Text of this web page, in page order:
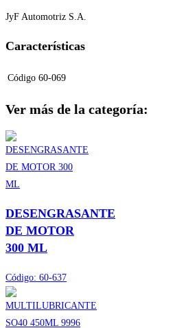
JyF Automotriz S.A.
Características
Código 60-069
Ver más de la categoría:
DESENGRASANTE
DE MOTOR
300 ML
Código: 60-637